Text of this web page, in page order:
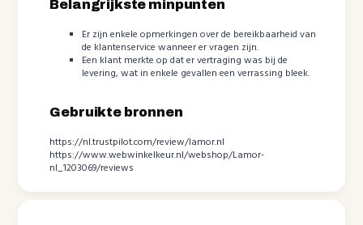
Belangrijkste minpunten
Er zijn enkele opmerkingen over de bereikbaarheid van
de klantenservice wanneer er vragen zijn.
Een klant merkte op dat er vertraging was bij de
levering, wat in enkele gevallen een verrassing bleek.
Gebruikte bronnen
https://nl.trustpilot.com/review/lamor.nl
https://www.webwinkelkeur.nl/webshop/Lamor-
nl_1203069/reviews